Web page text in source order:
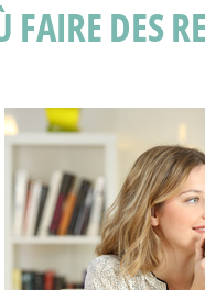
FAIRE DES